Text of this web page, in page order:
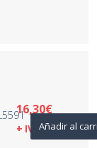
16,30€
+ IVAAñadir al